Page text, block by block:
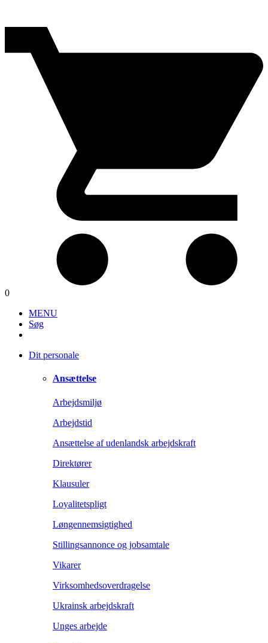
0
MENU
Søg
Dit personale
Ansættelse
Arbejdsmiljø
Arbejdstid
Ansættelse af udenlandsk arbejdskraft
Direktører
Klausuler
Loyalitetspligt
Løngennemsigtighed
Stillingsannonce og jobsamtale
Vikarer
Virksomhedsoverdragelse
Ukrainsk arbejdskraft
Unges arbejde